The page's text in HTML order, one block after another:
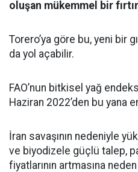
oluşan mükemmel bir
Torero’ya göre bu, yeni bir
da yol açabilir.
FAO’nun bitkisel yağ
Haziran 2022’den bu yana
İran savaşının nedeniyle
ve biyodizele güçlü talep,
fiyatlarının artmasına